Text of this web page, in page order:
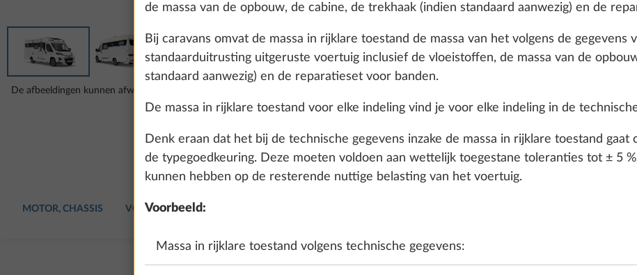
De afbeeldingen kunnen afwijken van jouw gekozen configuratie.
MOTOR, CHASSIS VOERTUIG BEKLEDING
de massa van de opbouw, de cabine, de trekhaak (indien standaard aanwezig) en de
Bij caravans omvat de massa in rijklare toestand de massa van het volgens de gegevens
standaarduitrusting uitgeruste voertuig inclusief de vloeistoffen, de massa van de
standaard aanwezig) en de reparatieset voor banden.
De massa in rijklare toestand voor elke indeling vind je voor elke indeling in de
Denk eraan dat het bij de technische gegevens inzake de massa in rijklare toestand
de typegoedkeuring. Deze moeten voldoen aan wettelijk toegestane toleranties tot ± 5
kunnen hebben op de resterende nuttige belasting van het voertuig.
Voorbeeld:
Massa in rijklare toestand volgens technische gegevens: